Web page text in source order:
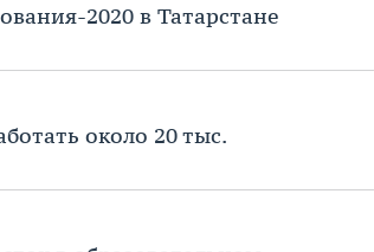
2020 в Татарстане
около 20 тыс.